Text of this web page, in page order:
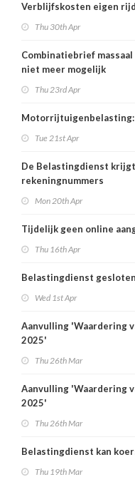
Verblijfskosten eigen
Thu 30th Apr
Combinatiebrief
niet meer mogelijk
Thu 23rd Apr
Motorrijtuigenbelasting:
Tue 21st Apr
De Belastingdienst
rekeningnummers
Mon 20th Apr
Tijdelijk geen online
Thu 16th Apr
Belastingdienst
Wed 1st Apr
Aanvulling 'Waardering
2025'
Thu 26th Mar
Aanvulling 'Waardering
2025'
Thu 26th Mar
Belastingdienst kan
Thu 19th Mar